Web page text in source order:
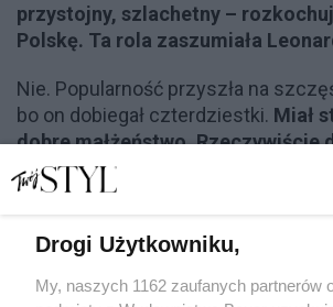
przystojny, szlachetny –
Polskę. Ta rola zaszumiała
Nie. Popularność przyszła na
bo on dobiegał czterdziestki. Miał
dobre małżeństwo. Rzeczywiście
tysiące listów od kobiet, które
miłość, składały oferty
zapewnienia, że wielbicielka może
i ludzie krzyczeli za nim: „panie
Drogi Użytkowniku,
My, naszych 1162 zaufanych partnerów